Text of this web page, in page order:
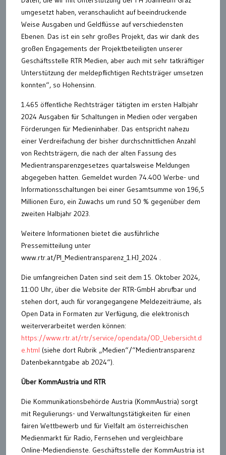
umgesetzt haben, veranschaulicht auf beeindruckende
Weise Ausgaben und Geldflüsse auf verschiedensten
Ebenen. Das ist ein sehr großes Projekt, das wir dank des
großen Engagements der Projektbeteiligten unserer
Geschäftsstelle RTR Medien, aber auch mit sehr tatkräftiger
Unterstützung der meldepflichtigen Rechtsträger umsetzen
konnten“, so Hohensinn.
1.465 öffentliche Rechtsträger tätigten im ersten Halbjahr
2024 Ausgaben für Schaltungen in Medien oder vergaben
Förderungen für Medieninhaber. Das entspricht nahezu
einer Verdreifachung der bisher durchschnittlichen Anzahl
von Rechtsträgern, die nach der alten Fassung des
Medientransparenzgesetzes quartalsweise Meldungen
abgegeben hatten. Gemeldet wurden 74.400 Werbe- und
Informationsschaltungen bei einer Gesamtsumme von 196,5
Millionen Euro, ein Zuwachs um rund 50 % gegenüber dem
zweiten Halbjahr 2023.
Weitere Informationen bietet die ausführliche
Pressemitteilung unter
www.rtr.at/PI_Medientransparenz_1.HJ_2024 .
Die umfangreichen Daten sind seit dem 15. Oktober 2024,
11:00 Uhr, über die Website der RTR-GmbH abrufbar und
stehen dort, auch für vorangegangene Meldezeiträume, als
Open Data in Formaten zur Verfügung, die elektronisch
weiterverarbeitet werden können:
https://www.rtr.at/rtr/service/opendata/OD_Uebersicht.d
e.html (siehe dort Rubrik „Medien“/“Medientransparenz
Datenbekanntgabe ab 2024“).
Über KommAustria und RTR
Die Kommunikationsbehörde Austria (KommAustria) sorgt
mit Regulierungs- und Verwaltungstätigkeiten für einen
fairen Wettbewerb und für Vielfalt am österreichischen
Medienmarkt für Radio, Fernsehen und vergleichbare
Online-Mediendienste. Geschäftsstelle der KommAustria ist